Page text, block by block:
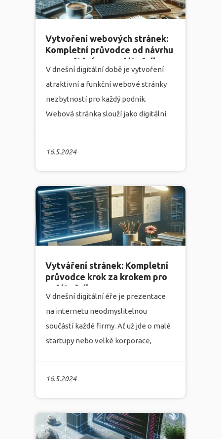
grafiky a programování je připravená
Vás na této cestě podpořit.více
16.5.2024
Vytvoření webových stránek:
Kompletní průvodce od návrhu
po spuštění pro začátečníky a
pokročilé
V dnešní digitální době je vytvoření
atraktivní a funkční webové stránky
nezbytností pro každý podnik.
Webová stránka slouží jako digitální
Infonia rozumí významu kvalitně
zpracovaných webů a nabízí
kompletní řešení v oblastech tvorby
webových stránek, marketingu,
grafického designu a programování.
více
16.5.2024
Vytváření stránek: Kompletní
průvodce krok za krokem pro
začátečníky
V dnešní digitální éře je prezentace
na internetu neodmyslitelnou
součástí každé firmy. Ať už jde o malé
startupy nebo velké korporace,
Infonia, která se zabývátvorbou
webových stránek, marketingem,
grafikou a programováním , rozumí